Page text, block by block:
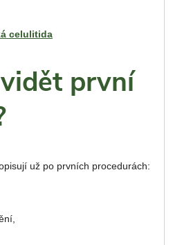
celulitida
první
už po prvních procedurách: